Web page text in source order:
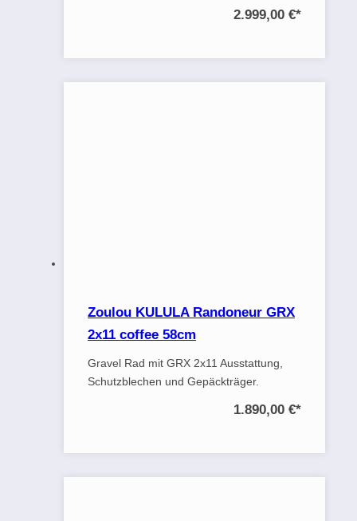
2.999,00 €*
Zoulou KULULA Randoneur GRX
2x11 coffee 58cm
Gravel Rad mit GRX 2x11 Ausstattung,
Schutzblechen und Gepäckträger.
1.890,00 €*